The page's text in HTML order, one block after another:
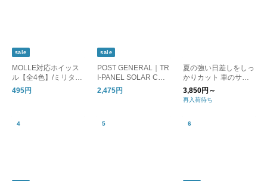
sale
MOLLE対応ホイッス
ル【全4色】/ミリタリ
ー 笛 防災
495円
sale
POST GENERAL｜TR
I-PANEL SOLAR CHA
RGED LED LIGHT / ト
リパネル ソーラーチ
2,475円
夏の強い日差しをしっ
かりカット 車のサン
シェード / ZECL
3,850円～
再入荷待ち